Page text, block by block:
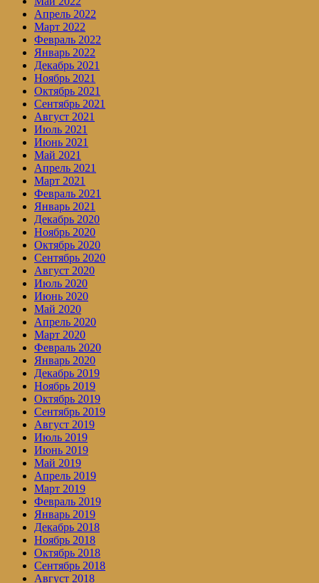
Апрель 2022
Март 2022
Февраль 2022
Январь 2022
Декабрь 2021
Ноябрь 2021
Октябрь 2021
Сентябрь 2021
Август 2021
Июль 2021
Июнь 2021
Май 2021
Апрель 2021
Март 2021
Февраль 2021
Январь 2021
Декабрь 2020
Ноябрь 2020
Октябрь 2020
Сентябрь 2020
Август 2020
Июль 2020
Июнь 2020
Май 2020
Апрель 2020
Март 2020
Февраль 2020
Январь 2020
Декабрь 2019
Ноябрь 2019
Октябрь 2019
Сентябрь 2019
Август 2019
Июль 2019
Июнь 2019
Май 2019
Апрель 2019
Март 2019
Февраль 2019
Январь 2019
Декабрь 2018
Ноябрь 2018
Октябрь 2018
Сентябрь 2018
Август 2018